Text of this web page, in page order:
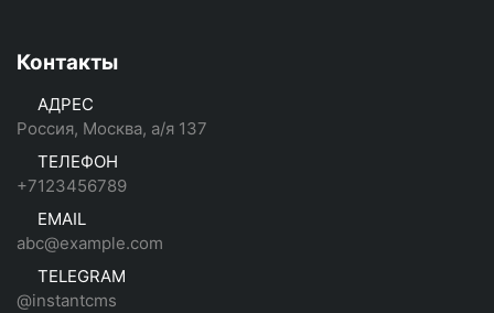
Контакты
АДРЕС
Россия, Москва, а/я 137
ТЕЛЕФОН
+7123456789
EMAIL
abc@example.com
TELEGRAM
@instantcms